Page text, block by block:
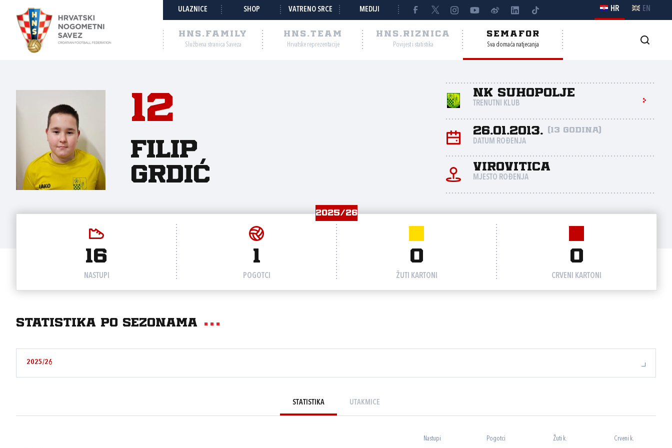
ULAZNICE SHOP VATRENO SRCE MEDIJI HR EN
HNS.FAMILY
Službena stranica Saveza
HNS.TEAM
Hrvatske reprezentacije
HNS.RIZNICA
Povijest i statistika
SEMAFOR
Sva domaća natjecanja
12
Filip
Grdić
NK Suhopolje
TRENUTNI KLUB
26.01.2013. (13 godina)
DATUM ROĐENJA
Virovitica
MJESTO ROĐENJA
2025/26
16
NASTUPI
1
POGOTCI
0
ŽUTI KARTONI
0
CRVENI KARTONI
Statistika po sezonama
2025/26
STATISTIKA UTAKMICE
Nastupi Pogotci Žuti k. Crveni k.